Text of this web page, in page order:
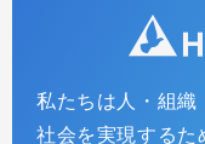
私たちは人・組織
社会を実現するた